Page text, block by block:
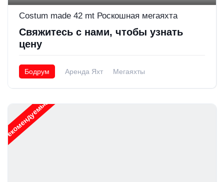
Costum made 42 mt Роскошная мегаяхта
Свяжитесь с нами, чтобы узнать
цену
Бодрум Аренда Яхт Мегаяхты
Рекомендуемые